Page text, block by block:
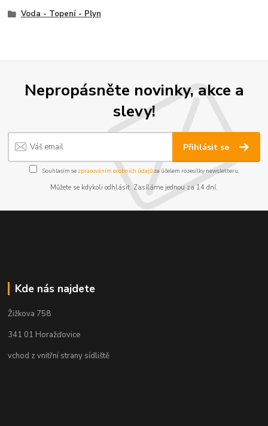
Voda - Topení - Plyn
Nepropásněte novinky, akce a
slevy!
Přihlásit se
Souhlasím se zpracováním osobních údajůza účelem rozesílky newsletteru.
Můžete se kdykoli odhlásit. Zasíláme jednou za 14 dní.
Kde nás najdete
Žižkova 758
341 01 Horažďovice
vchod z vnitřní strany sídliště